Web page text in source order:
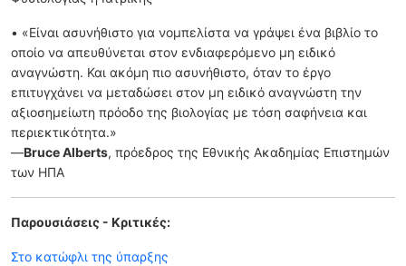
• «Είναι ασυνήθιστο για νομπελίστα να γράψει ένα βιβλίο το
οποίο να απευθύνεται στον ενδιαφερόμενο μη ειδικό
αναγνώστη. Και ακόμη πιο ασυνήθιστο, όταν το έργο
επιτυγχάνει να μεταδώσει στον μη ειδικό αναγνώστη την
αξιοσημείωτη πρόοδο της βιολογίας με τόση σαφήνεια και
περιεκτικότητα.»
―Bruce Alberts, πρόεδρος της Εθνικής Ακαδημίας Επιστημών
των ΗΠΑ
Παρουσιάσεις - Κριτικές:
Στο κατώφλι της ύπαρξης